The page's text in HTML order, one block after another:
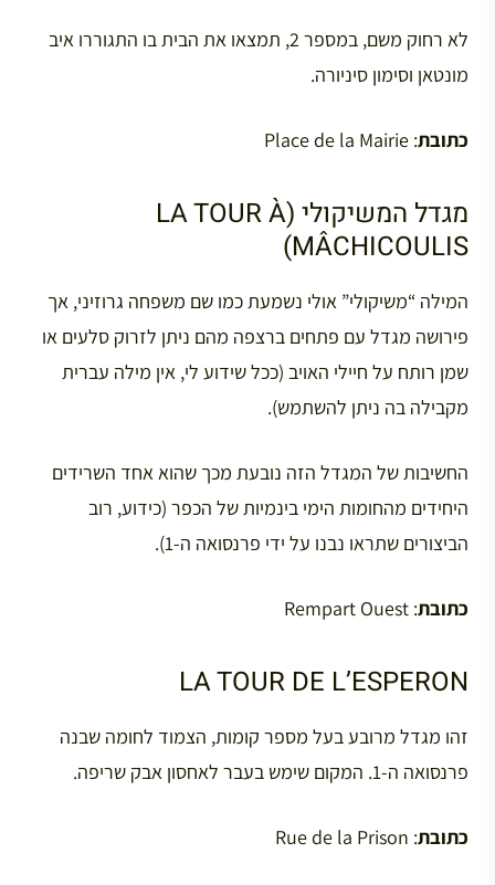
לא רחוק משם, במספר 2, תמצאו את הבית בו התגוררו איב
מונטאן וסימון סיניורה.
כתובת: Place de la Mairie
מגדל המשיקולי (LA TOUR À
MÂCHICOULIS)
המילה “משיקולי” אולי נשמעת כמו שם משפחה גרוזיני, אך
פירושה מגדל עם פתחים ברצפה מהם ניתן לזרוק סלעים או
שמן רותח על חיילי האויב (ככל שידוע לי, אין מילה עברית
מקבילה בה ניתן להשתמש).
החשיבות של המגדל הזה נובעת מכך שהוא אחד השרידים
היחידים מהחומות הימי בינמיות של הכפר (כידוע, רוב
הביצורים שתראו נבנו על ידי פרנסואה ה-1).
כתובת: Rempart Ouest
LA TOUR DE L’ESPERON
זהו מגדל מרובע בעל מספר קומות, הצמוד לחומה שבנה
פרנסואה ה-1. המקום שימש בעבר לאחסון אבק שריפה.
כתובת: Rue de la Prison